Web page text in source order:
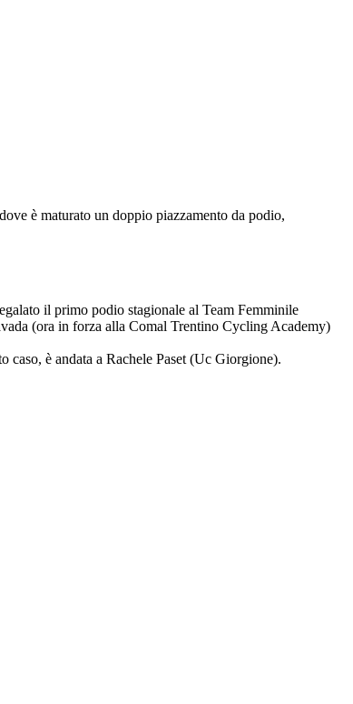
è maturato un doppio piazzamento da podio,
il primo podio stagionale al Team Femminile
(ora in forza alla Comal Trentino Cycling Academy)
è andata a Rachele Paset (Uc Giorgione).